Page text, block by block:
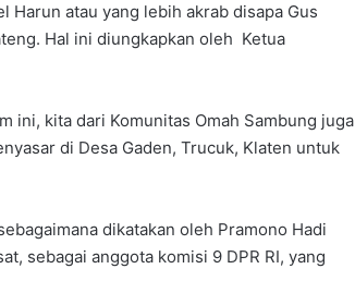
Harun atau yang lebih akrab disapa Gus
Hal ini diungkapkan oleh Ketua
ini, kita dari Komunitas Omah Sambung juga
di Desa Gaden, Trucuk, Klaten untuk
dikatakan oleh Pramono Hadi
sebagai anggota komisi 9 DPR RI, yang